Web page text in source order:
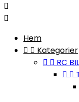


Hem
  Kategorier
  RC
 